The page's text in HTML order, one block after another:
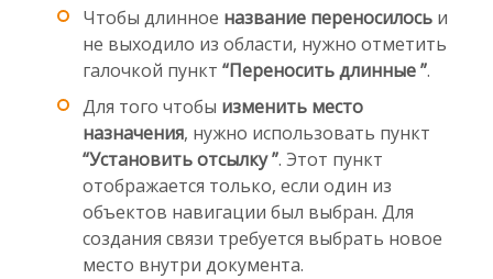
Чтобы длинное название переносилось и
не выходило из области, нужно отметить
галочкой пункт “Переносить длинные ”.
Для того чтобы изменить место
назначения, нужно использовать пункт
“Установить отсылку ”. Этот пункт
отображается только, если один из
объектов навигации был выбран. Для
создания связи требуется выбрать новое
место внутри документа.